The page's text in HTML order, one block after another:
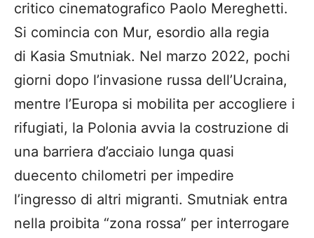
critico cinematografico Paolo Mereghetti.
Si comincia con Mur, esordio alla regia
di Kasia Smutniak. Nel marzo 2022, pochi
giorni dopo l’invasione russa dell’Ucraina,
mentre l’Europa si mobilita per accogliere i
rifugiati, la Polonia avvia la costruzione di
una barriera d’acciaio lunga quasi
duecento chilometri per impedire
l’ingresso di altri migranti. Smutniak entra
nella proibita “zona rossa” per interrogare